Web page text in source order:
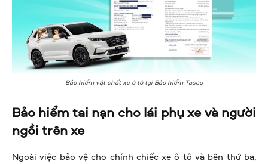
Bảo hiểm vật chất xe ô tô tại Bảo hiểm Tasco
Bảo hiểm tai nạn cho lái phụ xe và người
ngồi trên xe
Ngoài việc bảo vệ cho chính chiếc xe ô tô và bên thứ ba,